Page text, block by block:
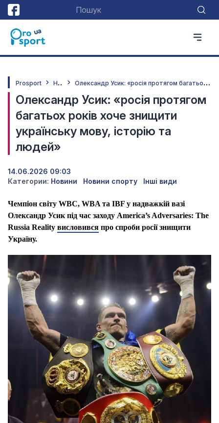
Prosport Н
овини О
лександр Усик: «росія протягом багатьох років хоче знищити українську мову, історію та людей»
Олександр Усик: «росія протягом
багатьох років хоче знищити
українську мову, історію та
людей»
14.06.2026 09:03
Категории: Новини Новини спорту Інші види
Чемпіон світу WBC, WBA та IBF у надважкій вазі
Олександр Усик під час заходу America’s Adversaries: The
Russia Reality висловився про спроби росії знищити
Україну.